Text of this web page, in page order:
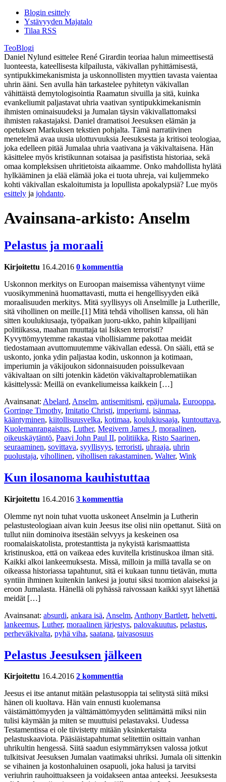
Blogin esittely
Ystävyyden Majatalo
Tilaa RSS
TeoBlogi
Daniel Nylund esittelee René Girardin teoriaa halun mimeettisestä
luonteesta, kateellisesta kilpailusta, väkivallan pyhittämisestä,
syntipukkimekanismista ja uskonnollisten myyttien tavasta vaientaa
uhrin ääni. Sen avulla hän tarkastelee pyhitetyn väkivallan
vähittäistä demytologisointia Raamatun sivuilla ja sitä, kuinka
evankeliumit paljastavat uhria vaativan syntipukkimekanismin
ihmisten ominaisuudeksi ja Jumalan täysin väkivallattomaksi
ihmisten rakastajaksi. Daniel dramatisoi Jeesuksen elämän ja
opetuksen Markuksen tekstien pohjalta. Tämä narratiivinen
menetelmä avaa uusia ulottuvuuksia Jeesuksesta ja kritisoi teologiaa,
joka edelleen pitää Jumalaa uhria vaativana ja väkivaltaisena. Hän
käsittelee myös kristikunnan sotaisaa ja pasifistista historiaa, sekä
omaa kompleksisen uhritietoista aikaamme. Onko mahdollista hylätä
hylkääminen ja elää elämää joka ei tuota uhreja, vai kuljemmeko
kohti väkivallan eskaloitumista ja lopullista apokalypsiä? Lue myös
esittely ja johdanto.
Avainsana-arkisto: Anselm
Pelastus ja moraali
Kirjoitettu 16.4.2016 0 kommenttia
Uskonnon merkitys on Euroopan maisemissa vähentynyt viime
vuosikymmeninä huomattavasti, mutta ei hengellisyyden eikä
moraalisuuden merkitys. Mitä syyllisyys oli Anselmille ja Lutherille,
sitä vihollinen on meille.[1] Mitä tehdä vihollisen kanssa, oli hän
sitten koulukiusaaja, työpaikan juoru-ukko, pahin kilpailijani
politiikassa, maahan muuttaja tai Isiksen terroristi?
Kyvyttömyytemme rakastaa vihollisiamme pakottaa meidät
tiedostamaan avuttomuutemme väkivallan edessä. On sääli, että se
uskonto, jonka ydin paljastaa kodin, uskonnon ja kotimaan,
imperiumin ja väkijoukon sidonnaisuuden poissulkevaan
väkivaltaan on silti jotenkin kädetön väkivaltaproblematiikan
käsittelyssä: Meillä on evankeliumeissa kaikkein […]
Avainsanat: Abelard, Anselm, antisemitismi, epäjumala, Eurooppa,
Gorringe Timothy, Imitatio Christi, imperiumi, isänmaa,
kääntyminen, kiitollisuusvelka, kotimaa, koulukiusaaja, kuntouttava,
Kuolemanrangaistus, Luther, Megivern James J, moraalinen,
oikeuskäytäntö, Paavi John Paul II, politiikka, Risto Saarinen,
seuraaminen, sovittava, syyllisyys, terroristi, uhraaja, uhrin
puolustaja, vihollinen, vihollisen rakastaminen, Walter, Wink
Kun ilosanoma kauhistuttaa
Kirjoitettu 16.4.2016 3 kommenttia
Olemme nyt noin tuhat vuotta uskoneet Anselmin ja Lutherin
pelastusteologiaan aivan kuin Jeesus itse olisi niin opettanut. Siitä on
tullut niin dominoiva itsestään selvyys ja keskeinen osa
roomalaiskatolista, protestanttista ja nykyistä karismaattista
kristinuskoa, että on vaikeaa edes kuvitella kristinuskoa ilman sitä.
Kaikki alkoi lankeemuksesta. Missä, milloin ja millä tavalla se on
oikeassa historiassa tapahtunut, sitä ei kukaan tunnu tietävän, mutta
syntiin ihminen kuitenkin lankesi ja joutui siksi tuomion alaiseksi ja
eroon Jumalasta. Hänellä oli pyhässä raivossaan kaikki syyt lähettää
meidät […]
Avainsanat: absurdi, ankara isä, Anselm, Anthony Bartlett, helvetti,
lankeemus, Luther, moraalinen järjestys, palovakuutus, pelastus,
perheväkivalta, pyhä viha, saatana, taivasosuus
Pelastus Jeesuksen jälkeen
Kirjoitettu 16.4.2016 2 kommenttia
Jeesus ei itse antanut mitään pelastusoppia tai selitystä siitä miksi
hänen oli kuoltava. Hän vain ennusti kuolemansa
väistämättömyyden ja välttämättömyyden selittämättä miksi niin
tulisi käymään ja miten se muuttuisi pelastavaksi. Uudessa
Testamentissa ei ole tiivistetty mitään yksinkertaista
pelastuskaaviota. Pääsiäistapahtumat selitettiin osittain vanhan
uhrikultin hengessä. Siitä saadun esiymmärryksen valossa jotkut
tulkitsivat Jeesuksen Jumalan vaatimaksi uhriksi. Jumala oli sittenkin
se vihainen ja kostonhaluinen osapuoli, joka halusi ja tarvitsi
veriuhrin rauhoittuakseen ja voidakseen antaa anteeksi. Jeesuksesta